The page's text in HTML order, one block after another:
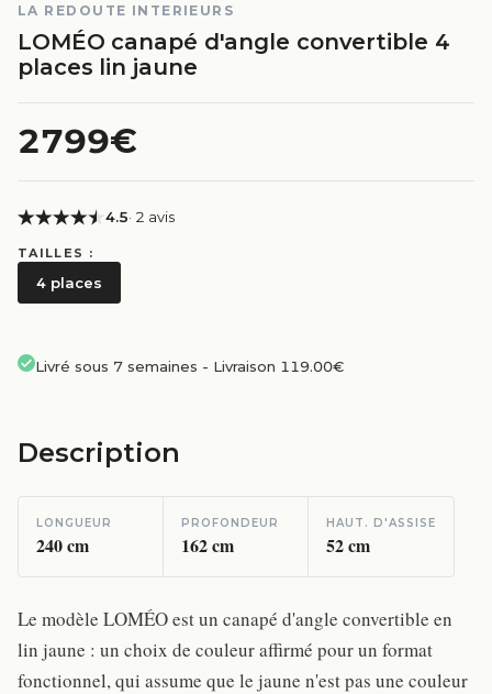
LA REDOUTE INTERIEURS
LOMÉO canapé d'angle convertible 4
places lin jaune
2799€
4.5· 2 avis
TAILLES :
4 places
Livré sous 7 semaines - Livraison 119.00€
Description
LONGUEUR
240cm
PROFONDEUR
162cm
HAUT. D'ASSISE
52cm
Le modèle LOMÉO est un canapé d'angle convertible en
lin jaune : un choix de couleur affirmé pour un format
fonctionnel, qui assume que le jaune n'est pas une couleur